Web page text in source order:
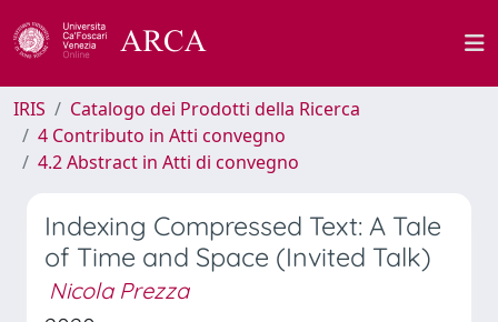
IRIS
Catalogo dei Prodotti della Ricerca
4 Contributo in Atti convegno
4.2 Abstract in Atti di convegno
Indexing Compressed Text: A Tale
of Time and Space (Invited Talk)
Nicola Prezza